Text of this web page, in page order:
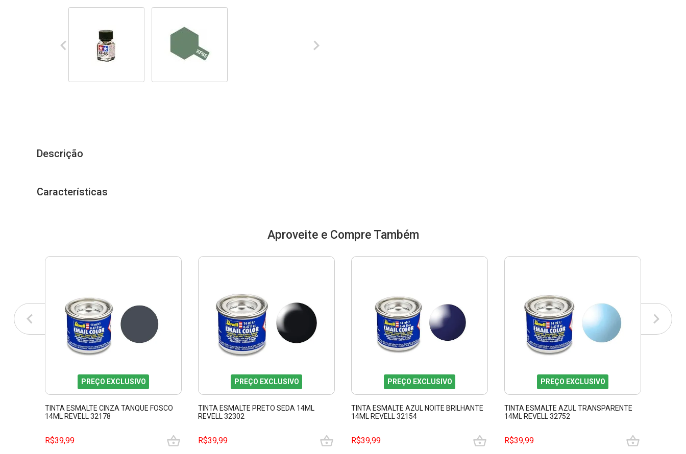
Descrição
Características
Aproveite e Compre Também
PREÇO EXCLUSIVO
TINTA ESMALTE CINZA TANQUE FOSCO
14ML REVELL 32178
R$39,99
PREÇO EXCLUSIVO
TINTA ESMALTE PRETO SEDA 14ML
REVELL 32302
R$39,99
PREÇO EXCLUSIVO
TINTA ESMALTE AZUL NOITE BRILHANTE
14ML REVELL 32154
R$39,99
PREÇO EXCLUSIVO
TINTA ESMALTE AZUL TRANSPARENTE
14ML REVELL 32752
R$39,99